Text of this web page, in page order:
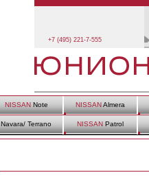
+7 (495) 221-7-555
NISSANNote NISSANAlmera
Navara/ Terrano NISSAN Patrol